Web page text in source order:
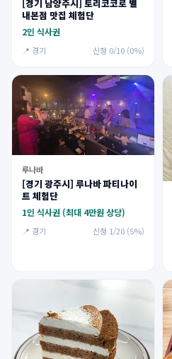
[경기 남양주시] 토리코코로 별
내본점 맛집 체험단
2인 식사권
📍 경기 신청 0/10 (0%)
루나바
[경기 광주시] 루나바 파티나이
트 체험단
1인 식사권 (최대 4만원 상당)
📍 경기 신청 1/20 (5%)